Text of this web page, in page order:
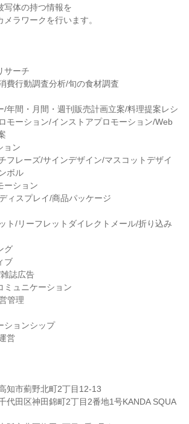
写体の持つ情報を
ラワークを行います。
サーチ
費行動調査分析/旬の食材調査
/年間・月間・週刊販売計画立案/料理提案レシ
モーション/インストアプロモーション/Web
ョン
フレーズ/サインデザイン/マスコットデザイ
ボル
ーション
ィスプレイ/商品パッケージ
ト/リーフレットダイレクトメール/折り込み
グ
ブ
誌広告
ュニケーション
管理
ションシップ
営
知市薊野北町2丁目12-13
代田区神田錦町2丁目2番地1号KANDA SQUA